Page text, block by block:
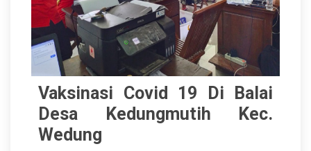
Vaksinasi Covid 19 Di Balai
Desa Kedungmutih Kec.
Wedung